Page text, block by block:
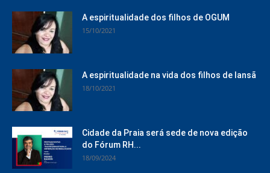
A espiritualidade dos filhos de OGUM
15/10/2021
A espiritualidade na vida dos filhos de Iansã
18/10/2021
Cidade da Praia será sede de nova edição
do Fórum RH...
18/09/2024